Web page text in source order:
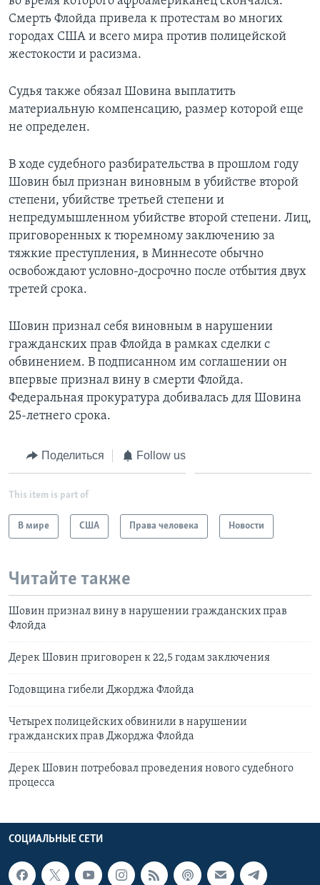
Смерть Флойда привела к протестам во многих
городах США и всего мира против полицейской
жестокости и расизма.
Судья также обязал Шовина выплатить
материальную компенсацию, размер которой еще
не определен.
В ходе судебного разбирательства в прошлом году
Шовин был признан виновным в убийстве второй
степени, убийстве третьей степени и
непредумышленном убийстве второй степени. Лиц,
приговоренных к тюремному заключению за
тяжкие преступления, в Миннесоте обычно
освобождают условно-досрочно после отбытия двух
третей срока.
Шовин признал себя виновным в нарушении
гражданских прав Флойда в рамках сделки с
обвинением. В подписанном им соглашении он
впервые признал вину в смерти Флойда.
Федеральная прокуратура добивалась для Шовина
25-летнего срока.
Поделиться Follow us
This item is part of
В мире США Права человека Новости
Читайте также
Шовин признал вину в нарушении гражданских прав
Флойда
Дерек Шовин приговорен к 22,5 годам заключения
Годовщина гибели Джорджа Флойда
Четырех полицейских обвинили в нарушении
гражданских прав Джорджа Флойда
Дерек Шовин потребовал проведения нового судебного
процесса
СОЦИАЛЬНЫЕ СЕТИ